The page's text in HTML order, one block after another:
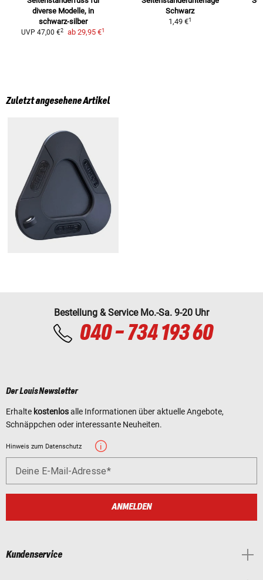
diverse Modelle, in
schwarz-silber
UVP 47,00 €2 ab 29,95 €1
Schwarz
1,49 €1
Zuletzt angesehene Artikel
Bestellung & Service Mo.-Sa. 9-20 Uhr
040 - 734 193 60
Der Louis Newsletter
Erhalte kostenlosalle Informationen über aktuelle Angebote,
Schnäppchen oder interessante Neuheiten.
Hinweis zum Datenschutz
Deine E-Mail-Adresse
ANMELDEN
Kundenservice